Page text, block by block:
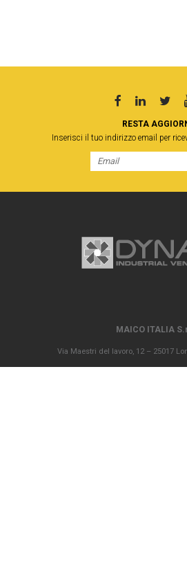
RESTA
Inserisci il tuo indirizzo email per
MAICO ITALIA
Via Maestri del lavoro, 12 – 25017